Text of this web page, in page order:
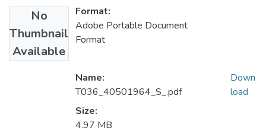
No
Thumbnail
Available
Format:
Adobe Portable Document
Format
Name:
T036_40501964_S_.pdf
Size:
4.97 MB
Down
load